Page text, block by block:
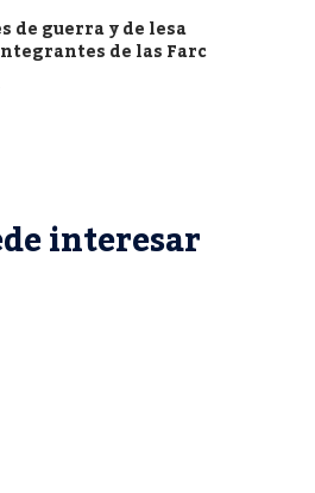
de guerra y de lesa
de las Farc
interesar